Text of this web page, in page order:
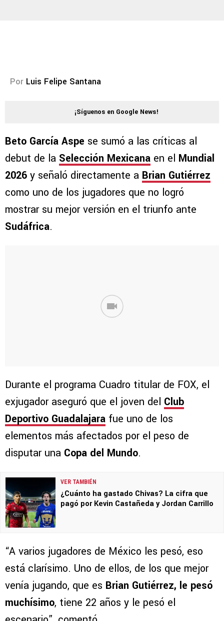
Por Luis Felipe Santana
¡Síguenos en Google News!
Beto García Aspe se sumó a las críticas al
debut de la Selección Mexicana en el Mundial
2026 y señaló directamente a Brian Gutiérrez
como uno de los jugadores que no logró
mostrar su mejor versión en el triunfo ante
Sudáfrica.
Durante el programa Cuadro titular de FOX, el
exjugador aseguró que el joven del Club
Deportivo Guadalajara fue uno de los
elementos más afectados por el peso de
disputar una Copa del Mundo.
VER TAMBIÉN
¿Cuánto ha gastado Chivas? La cifra que
pagó por Kevin Castañeda y Jordan Carrillo
“A varios jugadores de México les pesó, eso
está clarísimo. Uno de ellos, de los que mejor
venía jugando, que es Brian Gutiérrez, le pesó
muchísimo, tiene 22 años y le pesó el